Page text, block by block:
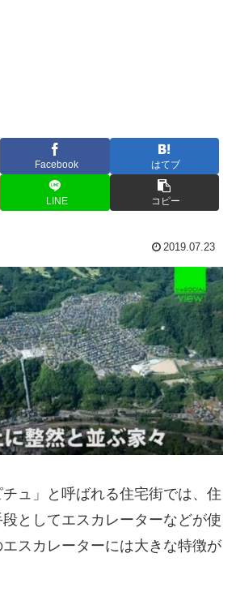
Facebook はてブ
LINE コピー
2019.07.23
チュ」と呼ばれる住宅街では、住
としてエスカレーターなどが使
スカレーターには大きな特徴が